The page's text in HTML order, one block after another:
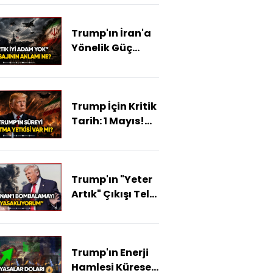
Tehdit!
Trump'ın İran'a
Yönelik Güç
Anlama Geliyor?
Trump İçin Kritik
Tarih: 1 Mayıs!
Operasyonları
Trump'ın "Yeter
Artık" Çıkışı Tel
Trump'ın Enerji
Hamlesi Küresel